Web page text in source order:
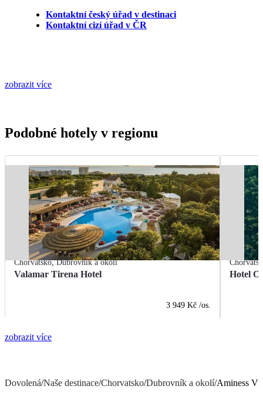
Kontaktní český úřad v destinaci
Kontaktní cizí úřad v ČR
zobrazit více
Podobné hotely v regionu
Chorvatsko,Dubrovník a okolí
Valamar Tirena Hotel
3 949 Kč /os.
Hotel
zobrazit více
Dovolená/Naše destinace/Chorvatsko/Dubrovník a okolí/Aminess